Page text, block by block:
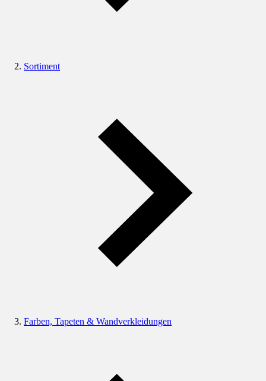
Sortiment
Farben, Tapeten & Wandverkleidungen